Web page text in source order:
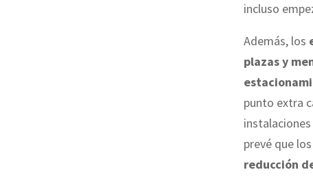
incluso
Además, los
plazas y
punto extra
prevé que
reducción